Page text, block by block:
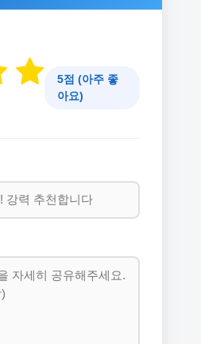
5점 (아주 좋
아요)